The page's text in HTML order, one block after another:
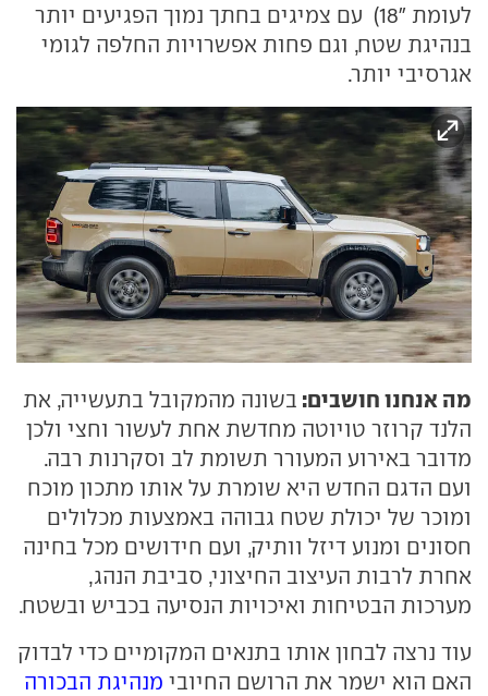
לעומת "18) עם צמיגים בחתך נמוך הפגיעים יותר
בנהיגת שטח, וגם פחות אפשרויות החלפה לגומי
אגרסיבי יותר.
מה אנחנו חושבים: בשונה מהמקובל בתעשייה, את
הלנד קרוזר טויוטה מחדשת אחת לעשור וחצי ולכן
מדובר באירוע המעורר תשומת לב וסקרנות רבה.
ועם הדגם החדש היא שומרת על אותו מתכון מוכח
ומוכר של יכולת שטח גבוהה באמצעות מכלולים
חסונים ומנוע דיזל וותיק, ועם חידושים מכל בחינה
אחרת לרבות העיצוב החיצוני, סביבת הנהג,
מערכות הבטיחות ואיכויות הנסיעה בכביש ובשטח.
עוד נרצה לבחון אותו בתנאים המקומיים כדי לבדוק
האם הוא ישמר את הרושם החיובי מנהיגת הבכורה